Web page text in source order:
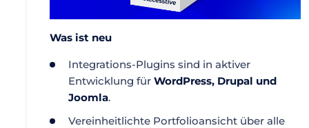
Was ist neu
Integrations-Plugins sind in aktiver
Entwicklung für WordPress, Drupal und
Joomla.
Vereinheitlichte Portfolioansicht über alle